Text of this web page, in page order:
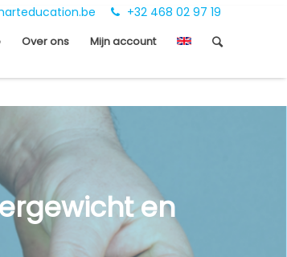
+32 468 02 97 19
Over ons Mijn account
en